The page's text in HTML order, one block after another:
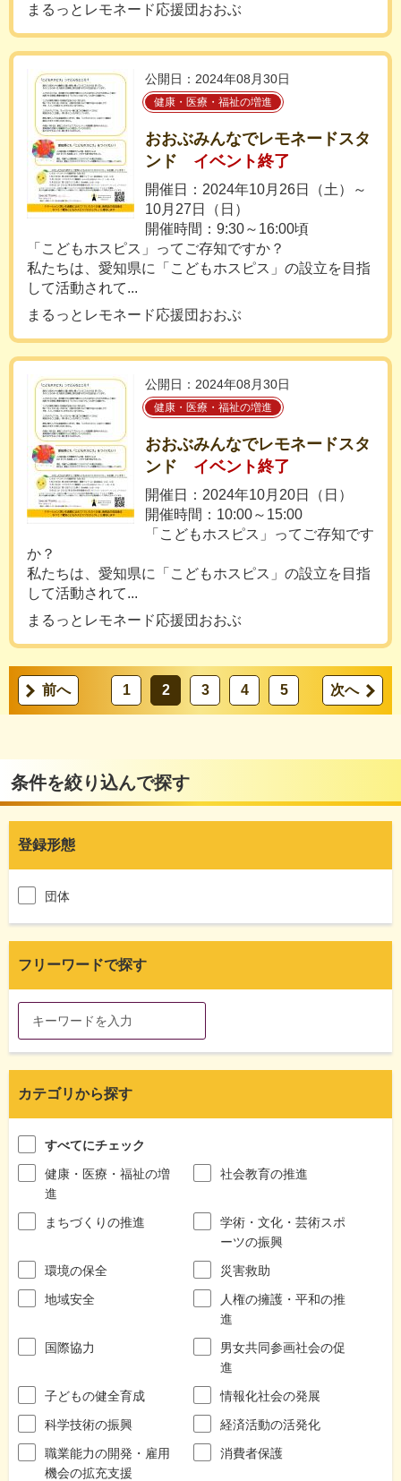
まるっとレモネード応援団おおぶ
公開日：2024年08月30日
健康・医療・福祉の増進
おおぶみんなでレモネードスタ
ンド
イベント終了
開催日：2024年10月26日（土）～
10月27日（日）
開催時間：9:30～16:00頃
「こどもホスピス」ってご存知ですか？
私たちは、愛知県に「こどもホスピス」の設立を目指
して活動されて...
まるっとレモネード応援団おおぶ
公開日：2024年08月30日
健康・医療・福祉の増進
おおぶみんなでレモネードスタ
ンド
イベント終了
開催日：2024年10月20日（日）
開催時間：10:00～15:00
「こどもホスピス」ってご存知です
か？
私たちは、愛知県に「こどもホスピス」の設立を目指
して活動されて...
まるっとレモネード応援団おおぶ
前へ 1 2 3 4 5 次へ
条件を絞り込んで探す
登録形態
団体
フリーワードで探す
カテゴリから探す
すべてにチェック
健康・医療・福祉の増
進
社会教育の推進
まちづくりの推進
学術・文化・芸術スポ
ーツの振興
環境の保全
災害救助
地域安全
人権の擁護・平和の推
進
国際協力
男女共同参画社会の促
進
子どもの健全育成
情報化社会の発展
科学技術の振興
経済活動の活発化
職業能力の開発・雇用
機会の拡充支援
消費者保護